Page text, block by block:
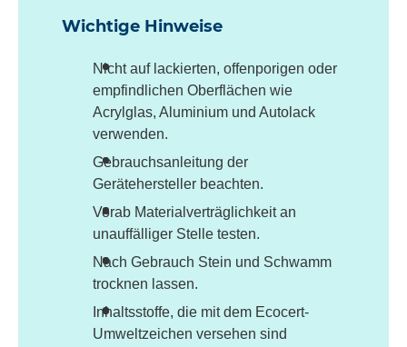
Wichtige Hinweise
Nicht auf lackierten, offenporigen oder
empfindlichen Oberflächen wie
Acrylglas, Aluminium und Autolack
verwenden.
Gebrauchsanleitung der
Gerätehersteller beachten.
Vorab Materialverträglichkeit an
unauffälliger Stelle testen.
Nach Gebrauch Stein und Schwamm
trocknen lassen.
Inhaltsstoffe, die mit dem Ecocert-
Umweltzeichen versehen sind